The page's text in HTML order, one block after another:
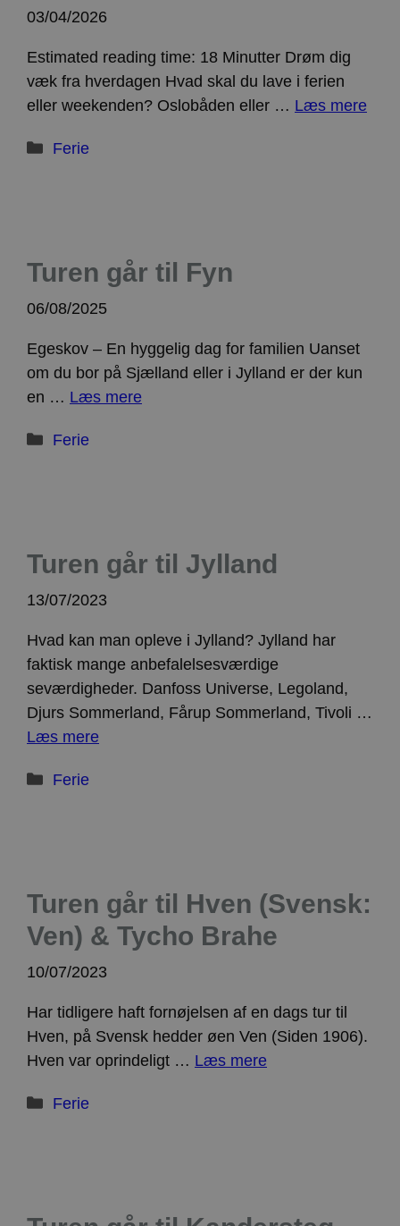
03/04/2026
Estimated reading time: 18 Minutter Drøm dig
væk fra hverdagen Hvad skal du lave i ferien
eller weekenden? Oslobåden eller … Læs mere
Kategorier
Ferie
Turen går til Fyn
06/08/2025
Egeskov – En hyggelig dag for familien Uanset
om du bor på Sjælland eller i Jylland er der kun
en … Læs mere
Kategorier
Ferie
Turen går til Jylland
13/07/2023
Hvad kan man opleve i Jylland? Jylland har
faktisk mange anbefalelsesværdige
seværdigheder. Danfoss Universe, Legoland,
Djurs Sommerland, Fårup Sommerland, Tivoli …
Læs mere
Kategorier
Ferie
Turen går til Hven (Svensk:
Ven) & Tycho Brahe
10/07/2023
Har tidligere haft fornøjelsen af en dags tur til
Hven, på Svensk hedder øen Ven (Siden 1906).
Hven var oprindeligt … Læs mere
Kategorier
Ferie